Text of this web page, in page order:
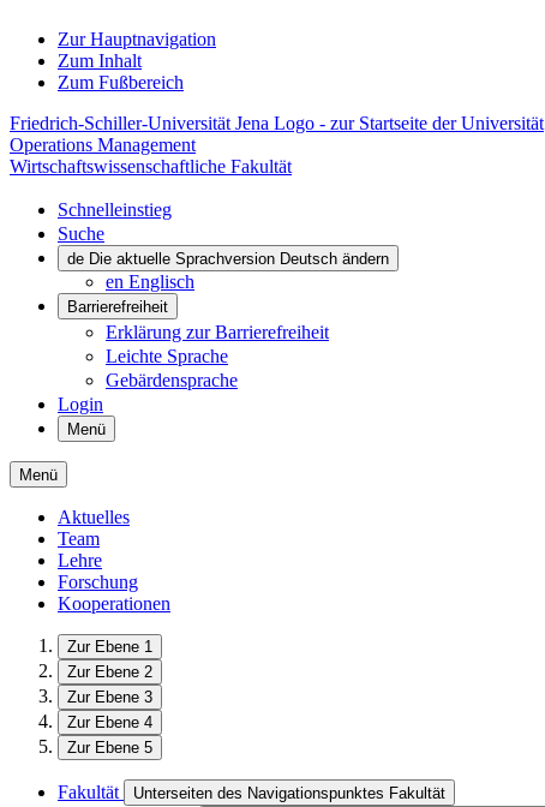
Zur Hauptnavigation
Zum Inhalt
Zum Fußbereich
Friedrich-Schiller-Universität Jena Logo - zur Startseite der Universität
Operations Management
Wirtschaftswissenschaftliche Fakultät
Schnelleinstieg
Suche
de Die aktuelle Sprachversion Deutsch ändern
en Englisch
Barrierefreiheit
Erklärung zur Barrierefreiheit
Leichte Sprache
Gebärdensprache
Login
Menü
Menü
Aktuelles
Team
Lehre
Forschung
Kooperationen
Zur Ebene 1
Zur Ebene 2
Zur Ebene 3
Zur Ebene 4
Zur Ebene 5
Fakultät Unterseiten des Navigationspunktes Fakultät